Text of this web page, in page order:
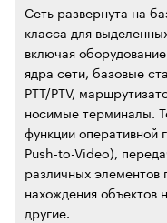
Сеть развернута на
класса для
включая
ядра сети, базовые
PTT/PTV,
носимые терминалы.
функции оперативной
Push-to-Video),
различных элементов
нахождения объектов
другие.